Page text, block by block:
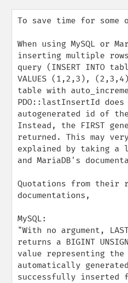
To save time for some
When using MySQL or
inserting multiple
query (INSERT INTO
VALUES (1,2,3),
table with
PDO::lastInsertId does
autogenerated id of
Instead, the FIRST
returned. This may
explained by taking a
and MariaDB's
Quotations from their
documentations,
MySQL:
"With no argument,
returns a BIGINT
value representing
automatically
successfully inserted